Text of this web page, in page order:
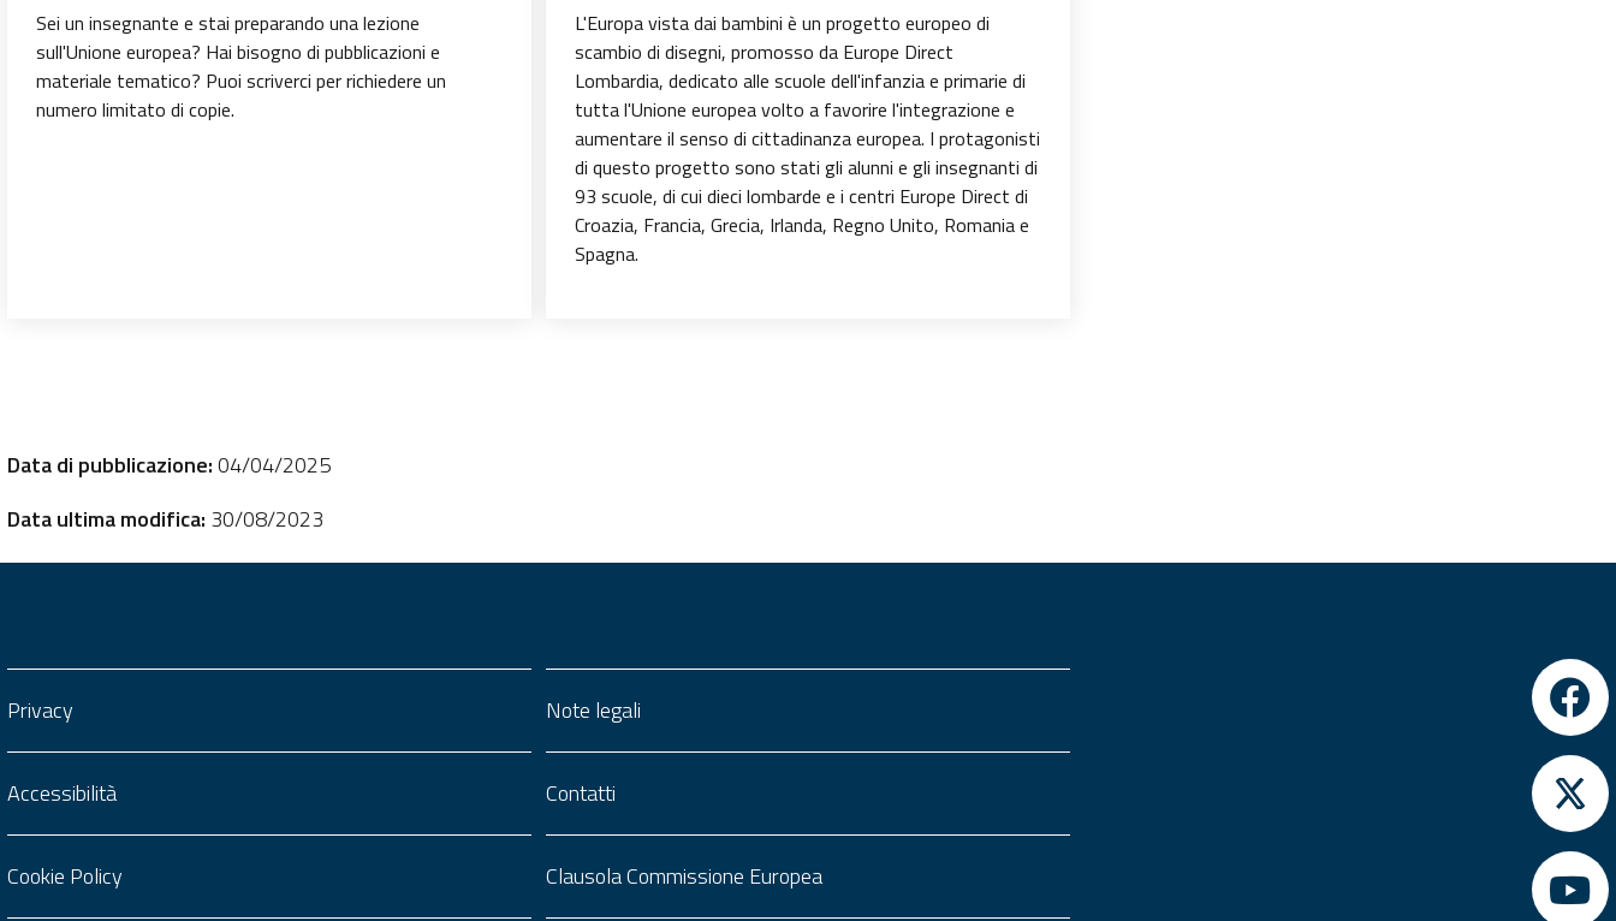
Sei un insegnante e stai preparando una lezione
sull'Unione europea? Hai bisogno di pubblicazioni e
materiale tematico? Puoi scriverci per richiedere un
numero limitato di copie.
L'Europa vista dai bambini è un progetto europeo di
scambio di disegni, promosso da Europe Direct
Lombardia, dedicato alle scuole dell'infanzia e primarie di
tutta l'Unione europea volto a favorire l'integrazione e
aumentare il senso di cittadinanza europea. I protagonisti
di questo progetto sono stati gli alunni e gli insegnanti di
93 scuole, di cui dieci lombarde e i centri Europe Direct di
Croazia, Francia, Grecia, Irlanda, Regno Unito, Romania e
Spagna.
Data di pubblicazione:04/04/2025
Data ultima modifica: 30/08/2023
Privacy
Accessibilità
Cookie Policy
Note legali
Contatti
Clausola Commissione Europea